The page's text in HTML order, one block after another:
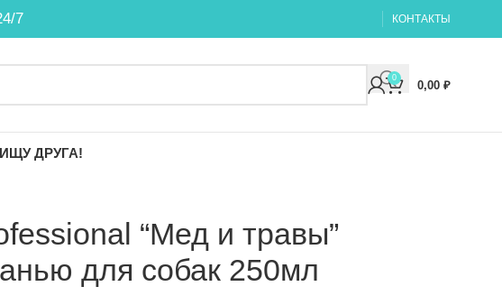
7 КОНТАКТЫ
0
0,00 ₽
ИЩУ ДРУГА!
“Мед и травы”
для собак 250мл